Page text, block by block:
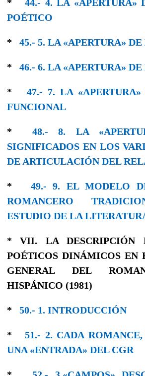
* 44.- 4. LA «APERTURA»
POÉTICO
* 45.- 5. LA «APERTURA»
* 46.- 6. LA «ΑPERTURA»
* 47.- 7. LA
FUNCIONAL
* 48.- 8. LA
SIGNIFICADOS EN LOS
DE ARTICULACIÓN DEL
* 49.- 9. EL MODELO
ROMANCERO
ESTUDIO DE LA
* VII. LA DESCRIPCIÓN
POÉTICOS DINÁMICOS EN
GENERAL DEL
HISPÁNICO (1981)
* 50.- 1. INTRODUCCIÓN
* 51.- 2. CADA
UNA «ENTRADA» DEL CGR